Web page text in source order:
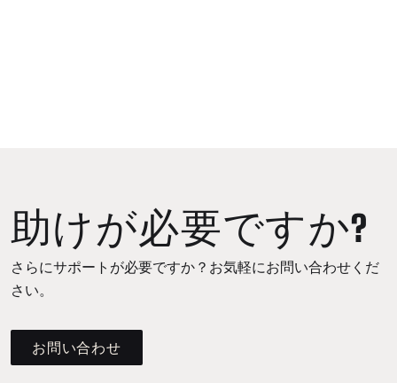
助けが必要ですか?
さらにサポートが必要ですか？お気軽にお問い合わせくだ
さい。
お問い合わせ